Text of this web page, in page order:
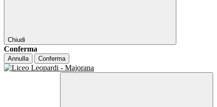
Chiudi
Conferma
Annulla Conferma